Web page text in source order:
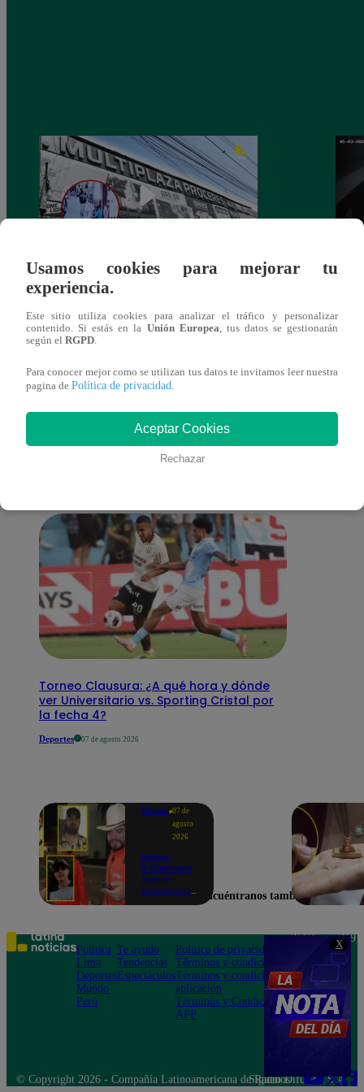
X
Asesinan a comerciante ferretero dentro de
También te puede
interesar
Torneo Clausura: ¿A qué hora y dónde
ver Universitario vs. Sporting Cristal por
la fecha 4?
Deportes 07 de agosto 2026
Mundo 07 de
agosto
2026
Nueve
influencers
fueron
asesinados
el Cártel de
Sinaloa
Usamos cookies para mejorar tu
experiencia.
Este sitio utiliza cookies para analizar el tráfico y personalizar
contenido. Si estás en la Unión Europea, tus datos se gestionarán
según el RGPD.
Para conocer mejor como se utilizan tus datos te invitamos leer nuestra
pagina de Política de privacidad.
Aceptar Cookies
Rechazar
Encuéntranos también en
Política
Lima
Deportes
Mundo
Perú
Te ayudo
Tendencias
Espectáculos
Política de privacidad
Términos y condiciones
Términos y condiciones
aplicación
Términos y Condiciones
APP
Teléfono: 219
Av. San
Felipe 968
Jesús María
© Copyright 2026 - Compañía Latinoamericana de Radio Difusión S.A.
Síguenos